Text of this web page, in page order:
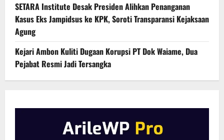
SETARA Institute Desak Presiden Alihkan Penanganan
Kasus Eks Jampidsus ke KPK, Soroti Transparansi Kejaksaan
Agung
Kejari Ambon Kuliti Dugaan Korupsi PT Dok Waiame, Dua
Pejabat Resmi Jadi Tersangka